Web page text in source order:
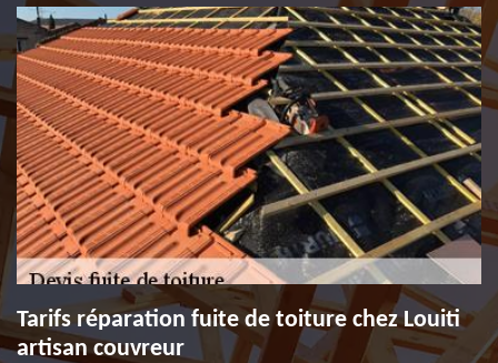
Tarifs réparation fuite de toiture chez Louiti
artisan couvreur